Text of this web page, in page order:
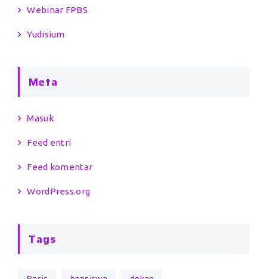
Webinar FPBS
Yudisium
Meta
Masuk
Feed entri
Feed komentar
WordPress.org
Tags